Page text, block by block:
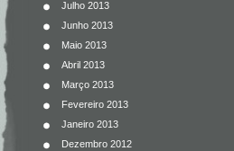
Julho 2013
Junho 2013
Maio 2013
Abril 2013
Março 2013
Fevereiro 2013
Janeiro 2013
Dezembro 2012